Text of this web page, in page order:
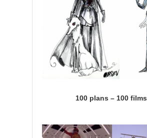
100 plans – 100 films